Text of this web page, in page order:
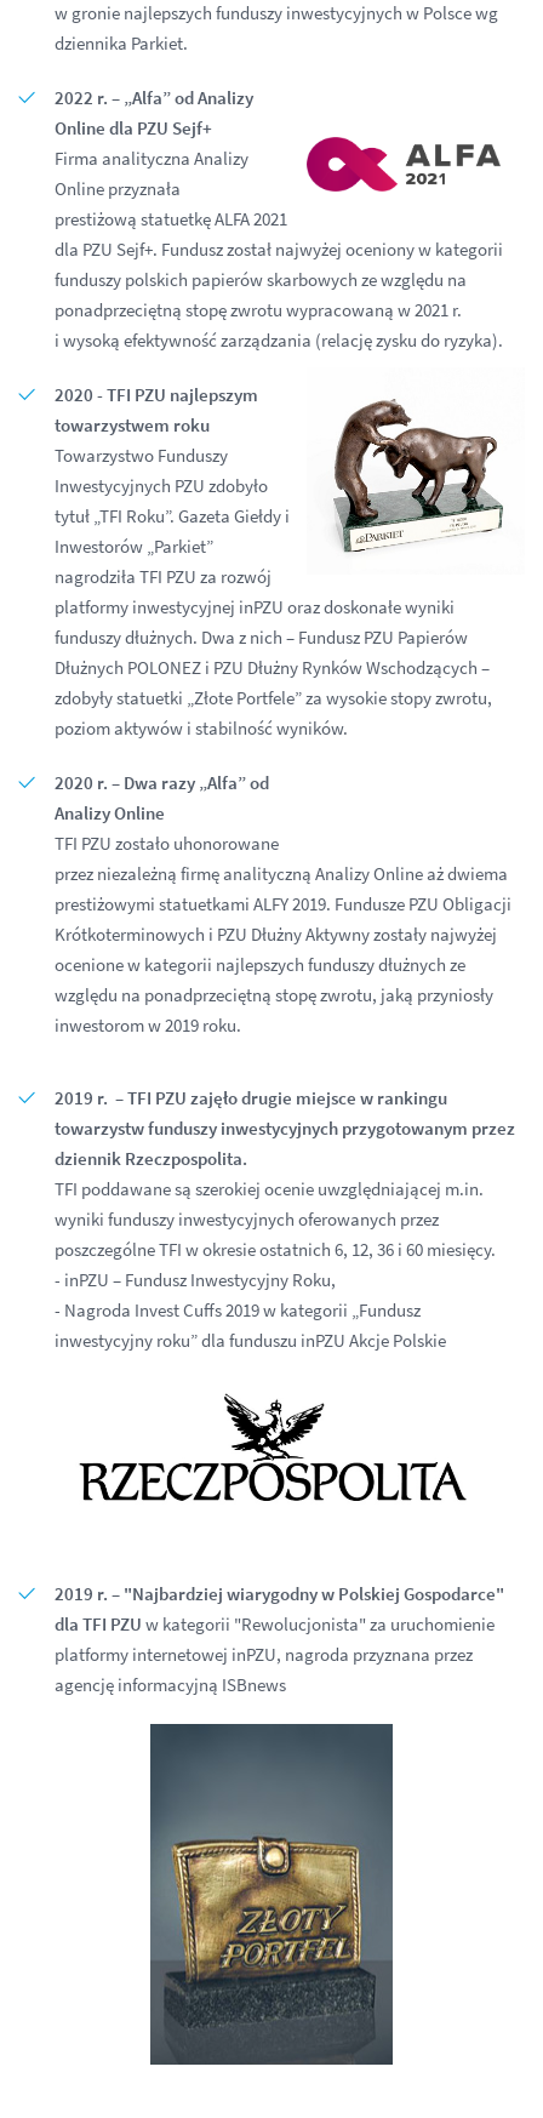
w gronie najlepszych funduszy inwestycyjnych w Polsce wg
dziennika Parkiet.
2022 r. – „Alfa” od Analizy
Online dla PZU Sejf+
Firma analityczna Analizy
Online przyznała
prestiżową statuetkę ALFA 2021
dla PZU Sejf+. Fundusz został najwyżej oceniony w kategorii
funduszy polskich papierów skarbowych ze względu na
ponadprzeciętną stopę zwrotu wypracowaną w 2021 r.
i wysoką efektywność zarządzania (relację zysku do ryzyka).
2020 - TFI PZU najlepszym
towarzystwem roku
Towarzystwo Funduszy
Inwestycyjnych PZU zdobyło
tytuł „TFI Roku”. Gazeta Giełdy i
Inwestorów „Parkiet”
nagrodziła TFI PZU za rozwój
platformy inwestycyjnej inPZU oraz doskonałe wyniki
funduszy dłużnych. Dwa z nich – Fundusz PZU Papierów
Dłużnych POLONEZ i PZU Dłużny Rynków Wschodzących –
zdobyły statuetki „Złote Portfele” za wysokie stopy zwrotu,
poziom aktywów i stabilność wyników.
2020 r. – Dwa razy „Alfa” od
Analizy Online
TFI PZU zostało uhonorowane
przez niezależną firmę analityczną Analizy Online aż dwiema
prestiżowymi statuetkami ALFY 2019. Fundusze PZU Obligacji
Krótkoterminowych i PZU Dłużny Aktywny zostały najwyżej
ocenione w kategorii najlepszych funduszy dłużnych ze
względu na ponadprzeciętną stopę zwrotu, jaką przyniosły
inwestorom w 2019 roku.
2019 r. – TFI PZU zajęło drugie miejsce w rankingu
towarzystw funduszy inwestycyjnych przygotowanym przez
dziennik Rzeczpospolita.
TFI poddawane są szerokiej ocenie uwzględniającej m.in.
wyniki funduszy inwestycyjnych oferowanych przez
poszczególne TFI w okresie ostatnich 6, 12, 36 i 60 miesięcy.
- inPZU – Fundusz Inwestycyjny Roku,
- Nagroda Invest Cuffs 2019 w kategorii „Fundusz
inwestycyjny roku” dla funduszu inPZU Akcje Polskie
2019 r. – "Najbardziej wiarygodny w Polskiej Gospodarce"
dla TFI PZU w kategorii "Rewolucjonista" za uruchomienie
platformy internetowej inPZU, nagroda przyznana przez
agencję informacyjną ISBnews